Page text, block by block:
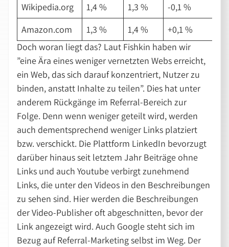
Wikipedia.org
1,4 % 1,3 %
-0,1 %
Amazon.com
1,3 % 1,4 %
+0,1 %
Doch woran liegt das? Laut Fishkin haben wir
”eine Ära eines weniger vernetzten Webs erreicht,
ein Web, das sich darauf konzentriert, Nutzer zu
binden, anstatt Inhalte zu teilen”. Dies hat unter
anderem Rückgänge im Referral-Bereich zur
Folge. Denn wenn weniger geteilt wird, werden
auch dementsprechend weniger Links platziert
bzw. verschickt. Die Plattform LinkedIn bevorzugt
darüber hinaus seit letztem Jahr Beiträge ohne
Links und auch Youtube verbirgt zunehmend
Links, die unter den Videos in den Beschreibungen
zu sehen sind. Hier werden die Beschreibungen
der Video-Publisher oft abgeschnitten, bevor der
Link angezeigt wird. Auch Google steht sich im
Bezug auf Referral-Marketing selbst im Weg. Der